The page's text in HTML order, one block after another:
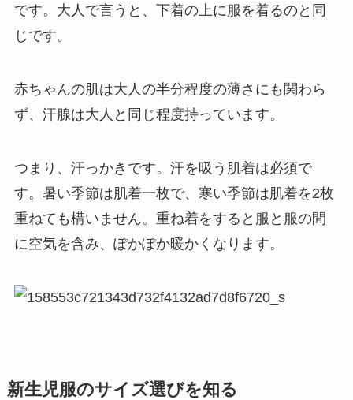
です。大人で言うと、下着の上に服を着るのと同
じです。
赤ちゃんの肌は大人の半分程度の薄さにも関わら
ず、汗腺は大人と同じ程度持っています。
つまり、汗っかきです。汗を吸う肌着は必須で
す。暑い季節は肌着一枚で、寒い季節は肌着を2枚
重ねても構いません。重ね着をすると服と服の間
に空気を含み、ぽかぽか暖かくなります。
新生児服のサイズ選びを知る